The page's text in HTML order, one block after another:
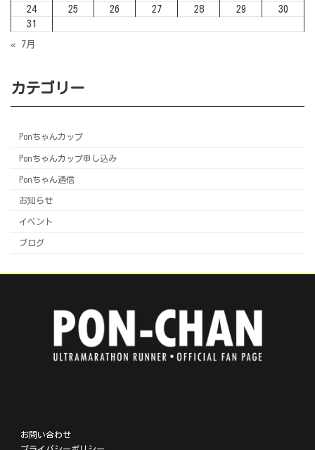
24
25 26 27 28 29
30
31
« 7月
カテゴリー
Ponちゃんカップ
Ponちゃんカップ申し込み
Ponちゃん通信
お知らせ
イベント
ブログ
お問い合わせ